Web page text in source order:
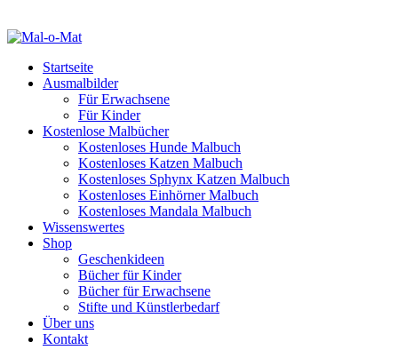
Startseite
Ausmalbilder
Für Erwachsene
Für Kinder
Kostenlose Malbücher
Kostenloses Hunde Malbuch
Kostenloses Katzen Malbuch
Kostenloses Sphynx Katzen Malbuch
Kostenloses Einhörner Malbuch
Kostenloses Mandala Malbuch
Wissenswertes
Shop
Geschenkideen
Bücher für Kinder
Bücher für Erwachsene
Stifte und Künstlerbedarf
Über uns
Kontakt